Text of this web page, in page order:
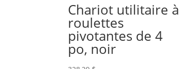
Chariot utilitaire à
roulettes
pivotantes de 4
po, noir